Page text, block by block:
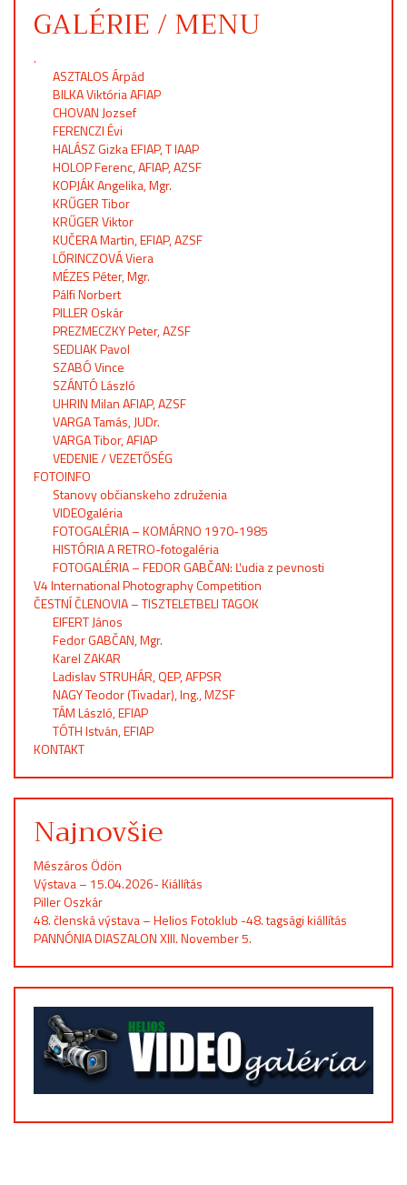
GALÉRIE / MENU
.
ASZTALOS Árpád
BILKA Viktória AFIAP
CHOVAN Jozsef
FERENCZI Évi
HALÁSZ Gizka EFIAP, T IAAP
HOLOP Ferenc, AFIAP, AZSF
KOPJÁK Angelika, Mgr.
KRŰGER Tibor
KRŰGER Viktor
KUČERA Martin, EFIAP, AZSF
LŐRINCZOVÁ Viera
MÉZES Péter, Mgr.
Pálfi Norbert
PILLER Oskár
PREZMECZKY Peter, AZSF
SEDLIAK Pavol
SZABÓ Vince
SZÁNTÓ László
UHRIN Milan AFIAP, AZSF
VARGA Tamás, JUDr.
VARGA Tibor, AFIAP
VEDENIE / VEZETŐSÉG
FOTOINFO
Stanovy občianskeho združenia
VIDEOgaléria
FOTOGALÉRIA – KOMÁRNO 1970-1985
HISTÓRIA A RETRO-fotogaléria
FOTOGALÉRIA – FEDOR GABČAN: Ľudia z pevnosti
V4 International Photography Competition
ČESTNÍ ČLENOVIA – TISZTELETBELI TAGOK
EIFERT János
Fedor GABČAN, Mgr.
Karel ZAKAR
Ladislav STRUHÁR, QEP, AFPSR
NAGY Teodor (Tivadar), Ing., MZSF
TÁM László, EFIAP
TÓTH István, EFIAP
KONTAKT
Najnovšie
Mészáros Ödön
Výstava – 15.04.2026- Kiállítás
Piller Oszkár
48. členská výstava – Helios Fotoklub -48. tagsági kiállítás
PANNÓNIA DIASZALON XIII. November 5.